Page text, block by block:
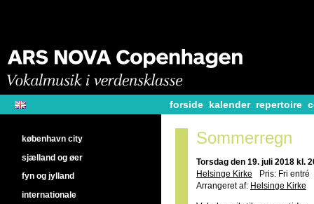
forside kalender repertoire
Sommerregn
Torsdag den 19. juli 2018 kl.
Helsinge Kirke
Pris: Fri entré
Arrangeret af: Helsinge Kirke
københavn city
sjælland og øer
fyn og jylland
internationale